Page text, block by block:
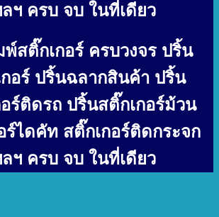
ลฯ ครบ จบ ในที่เดียว
พ์สติ๊กเกอร์ ครบวงจร ปริ้น
กอร์ ปริ้นฉลากสินค้า ปริ้น
ร์ติดรถ ปริ้นสติ๊กเกอร์ม้วน
ร์ไดคัท สติ๊กเกอร์ติดกระจก
ลฯ ครบ จบ ในที่เดียว